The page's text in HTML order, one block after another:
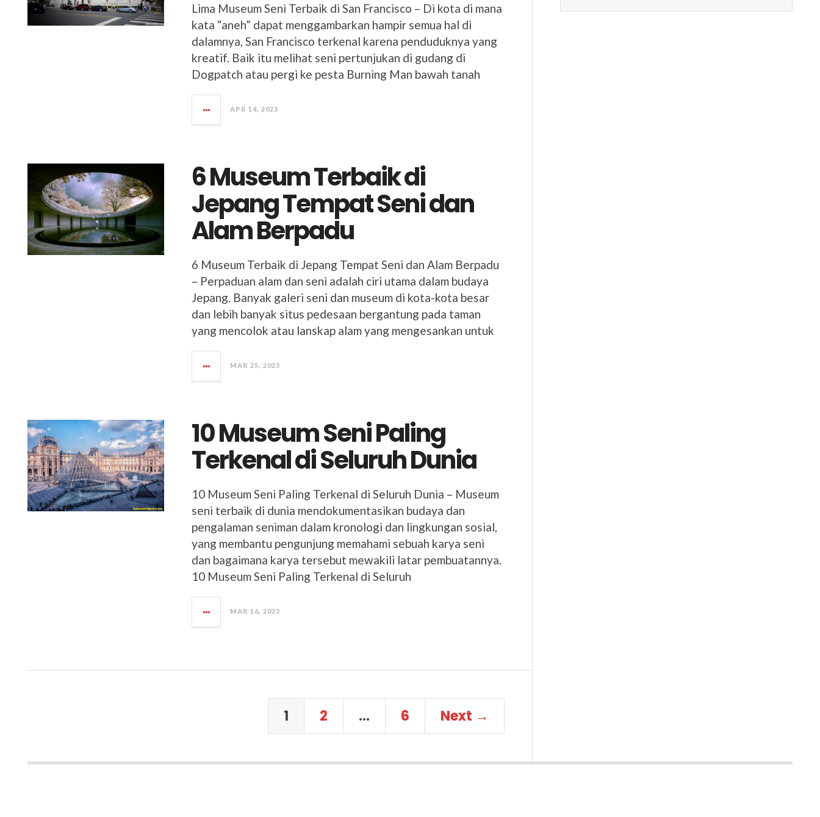
Lima Museum Seni Terbaik di San Francisco – Di kota di mana
kata “aneh” dapat menggambarkan hampir semua hal di
dalamnya, San Francisco terkenal karena penduduknya yang
kreatif. Baik itu melihat seni pertunjukan di gudang di
Dogpatch atau pergi ke pesta Burning Man bawah tanah
APR 14, 2023
6 Museum Terbaik di
Jepang Tempat Seni dan
Alam Berpadu
6 Museum Terbaik di Jepang Tempat Seni dan Alam Berpadu
– Perpaduan alam dan seni adalah ciri utama dalam budaya
Jepang. Banyak galeri seni dan museum di kota-kota besar
dan lebih banyak situs pedesaan bergantung pada taman
yang mencolok atau lanskap alam yang mengesankan untuk
MAR 25, 2023
10 Museum Seni Paling
Terkenal di Seluruh Dunia
10 Museum Seni Paling Terkenal di Seluruh Dunia – Museum
seni terbaik di dunia mendokumentasikan budaya dan
pengalaman seniman dalam kronologi dan lingkungan sosial,
yang membantu pengunjung memahami sebuah karya seni
dan bagaimana karya tersebut mewakili latar pembuatannya.
10 Museum Seni Paling Terkenal di Seluruh
MAR 16, 2023
1 2 … 6 Next →